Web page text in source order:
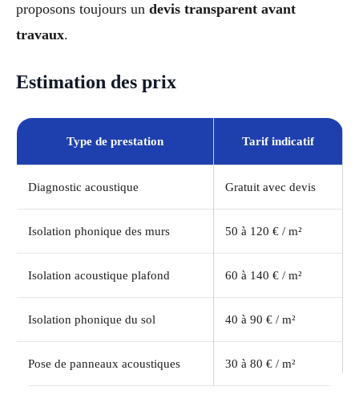
proposons toujours un devis transparent avant
travaux.
Estimation des prix
Type de prestation Tarif indicatif
Diagnostic acoustique Gratuit avec devis
Isolation phonique des murs 50 à 120 € / m²
Isolation acoustique plafond 60 à 140 € / m²
Isolation phonique du sol 40 à 90 € / m²
Pose de panneaux acoustiques 30 à 80 € / m²